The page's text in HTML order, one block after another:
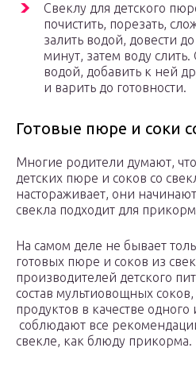
Свеклу для детского
почистить, порезать,
залить водой, довести
минут, затем воду слить.
водой, добавить к ней
и варить до готовности.
Готовые пюре и соки
Многие родители думают,
детских пюре и соков со
настораживает, они
свекла подходит для
На самом деле не бывает
готовых пюре и соков из
производителей детского
состав мультиовощных
продуктов в качестве
соблюдают все
свекле, как блюду прикорма.